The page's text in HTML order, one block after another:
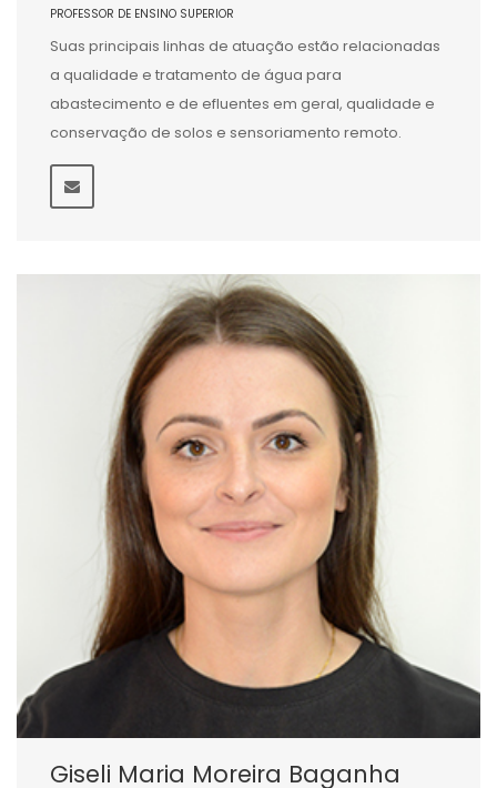
PROFESSOR DE ENSINO SUPERIOR
Suas principais linhas de atuação estão relacionadas
a qualidade e tratamento de água para
abastecimento e de efluentes em geral, qualidade e
conservação de solos e sensoriamento remoto.
Giseli Maria Moreira Baganha